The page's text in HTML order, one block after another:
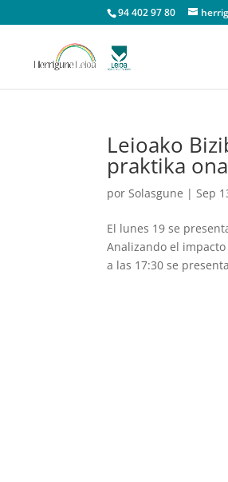
94 402 97 80
Leioako
praktika ona
porSolasgune |Sep
El lunes 19 se
Analizando el
a las 17:30 se